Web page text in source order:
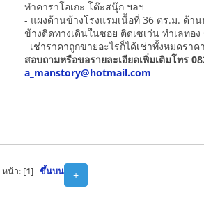
ทำคาราโอเกะ โต๊ะสนุ๊ก ฯลฯ
- แผงด้านข้างโรงแรมเนื้อที่ 36 ตร.ม. ด้า
ข้างติดทางเดินในซอย ติดเซเว่น ทำเลทอง
เช่าราคาถูกขายอะไรก็ได้เช่าทั้งหมดราค
สอบถามหรือขอรายละเอียดเพิ่มเติมโทร
a_manstory@hotmail.com
+
หน้า: [1] ขึ้นบน